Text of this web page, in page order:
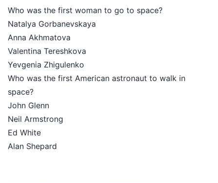
Who was the first woman to go to space?
Natalya Gorbanevskaya
Anna Akhmatova
Valentina Tereshkova
Yevgenia Zhigulenko
Who was the first American astronaut to walk in
space?
John Glenn
Neil Armstrong
Ed White
Alan Shepard